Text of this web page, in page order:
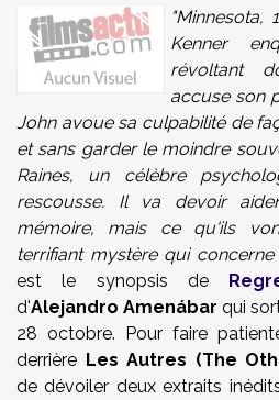
"Minnesota,
Kenner
révoltant
accuse son
John avoue sa culpabilité de
et sans garder le moindre
Raines, un célèbre
rescousse. Il va devoir
mémoire, mais ce qu'ils
terrifiant mystère qui concerne
est le synopsis de
d'Alejandro Amenábar qui
28 octobre. Pour faire
derrière Les Autres (The
de dévoiler deux extraits